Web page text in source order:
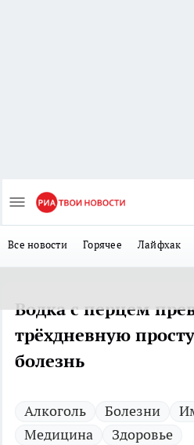
Все новости Горячее Лайфхак
Водка с перцем
трёхдневную
болезнь
Алкоголь Болезни
Медицина
Здоровье